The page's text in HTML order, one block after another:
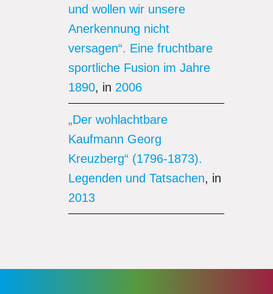
und wollen wir unsere
Anerkennung nicht
versagen“. Eine fruchtbare
sportliche Fusion im Jahre
1890, in 2006
„Der wohlachtbare
Kaufmann Georg
Kreuzberg“ (1796-1873).
Legenden und Tatsachen, in
2013